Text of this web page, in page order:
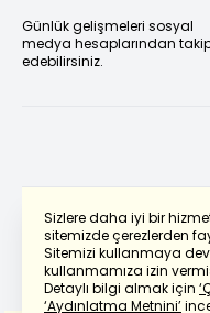
Sizlere daha iyi bir
sitemizde çerezlerden
Sitemizi kullanmaya
kullanmamıza izin
Detaylı bilgi almak için
‘Aydınlatma Metnini’
Günlük gelişmeleri sosyal
medya hesaplarından
edebilirsiniz.
Powered by